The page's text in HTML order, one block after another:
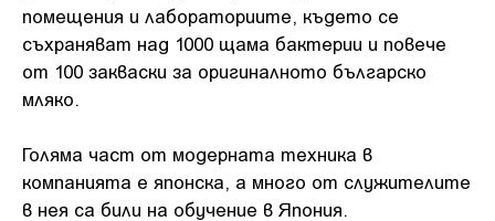
помещения и лабораториите, където се
съхраняват над 1000 щама бактерии и повече
от 100 закваски за оригиналното българско
мляко.
Голяма част от модерната техника в
компанията е японска, а много от служителите
в нея са били на обучение в Япония.